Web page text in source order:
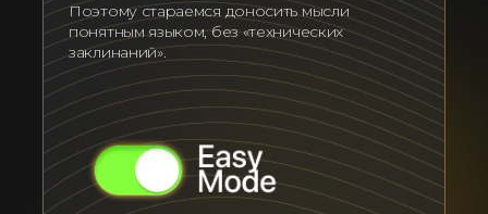
Поэтому стараемся доносить мысли
понятным языком, без «технических
заклинаний».